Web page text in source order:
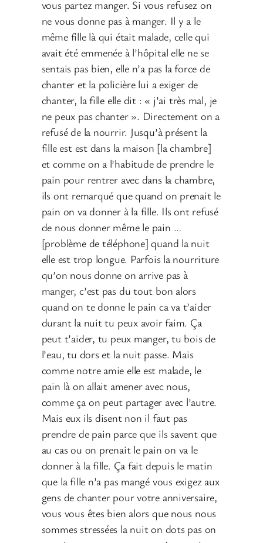
vous partez manger. Si vous refusez on
ne vous donne pas à manger. Il y a le
même fille là qui était malade, celle qui
avait été emmenée à l’hôpital elle ne se
sentais pas bien, elle n’a pas la force de
chanter et la policière lui a exiger de
chanter, la fille elle dit : « j’ai très mal, je
ne peux pas chanter ». Directement on a
refusé de la nourrir. Jusqu’à présent la
fille est est dans la maison [la chambre]
et comme on a l’habitude de prendre le
pain pour rentrer avec dans la chambre,
ils ont remarqué que quand on prenait le
pain on va donner à la fille. Ils ont refusé
de nous donner même le pain …
[problème de téléphone] quand la nuit
elle est trop longue. Parfois la nourriture
qu’on nous donne on arrive pas à
manger, c’est pas du tout bon alors
quand on te donne le pain ca va t’aider
durant la nuit tu peux avoir faim. Ça
peut t’aider, tu peux manger, tu bois de
l’eau, tu dors et la nuit passe. Mais
comme notre amie elle est malade, le
pain là on allait amener avec nous,
comme ça on peut partager avec l’autre.
Mais eux ils disent non il faut pas
prendre de pain parce que ils savent que
au cas ou on prenait le pain on va le
donner à la fille. Ça fait depuis le matin
que la fille n’a pas mangé vous exigez aux
gens de chanter pour votre anniversaire,
vous vous êtes bien alors que nous nous
sommes stressées la nuit on dots pas on